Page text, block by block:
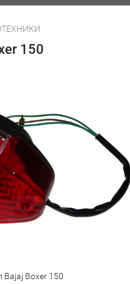
150
Bajaj Boxer 150